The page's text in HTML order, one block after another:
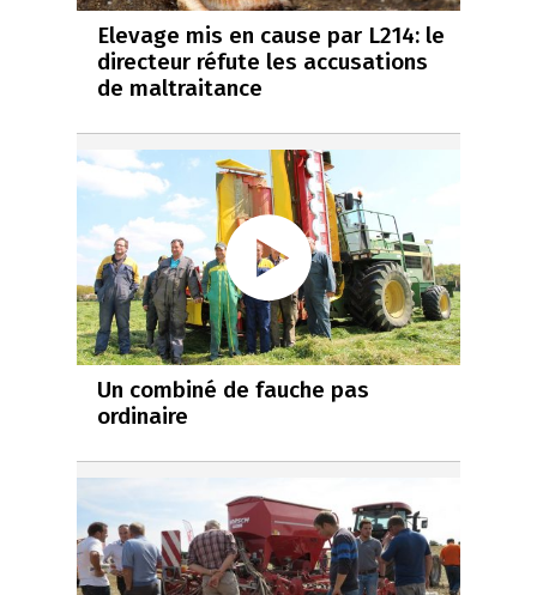
Elevage mis en cause par L214: le
directeur réfute les accusations
de maltraitance
Un combiné de fauche pas
ordinaire